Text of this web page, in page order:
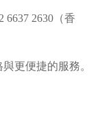
6637 2630（香
更便捷的服務。